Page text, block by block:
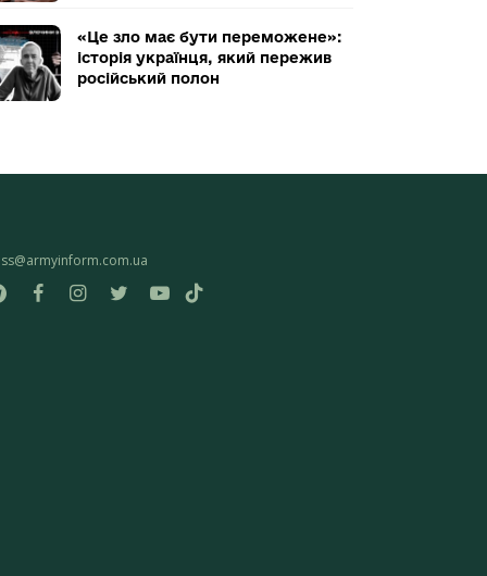
«Це зло має бути переможене»:
історія українця, який пережив
російський полон